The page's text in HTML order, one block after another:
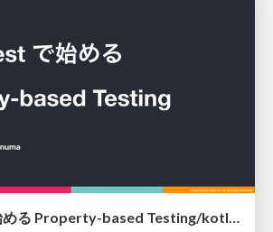
KotlinTest で始める Property-based Testing/kotlintest-property-based-testing